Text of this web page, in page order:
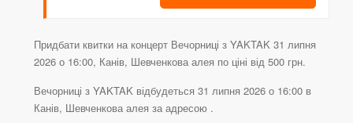
Придбати квитки на концерт Вечорниці з YAKTAK 31 липня
2026 о 16:00, Канів, Шевченкова алея по ціні від 500 грн.
Вечорниці з YAKTAK відбудеться 31 липня 2026 о 16:00 в
Канів, Шевченкова алея за адресою .